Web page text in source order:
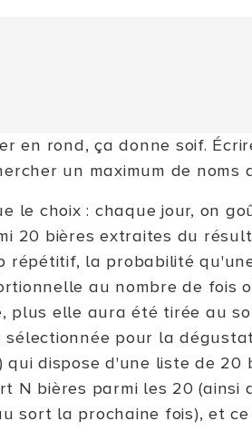
en rond, ça donne soif.
un maximum de noms
le choix : chaque jour, on
20 bières extraites du
répétitif, la probabilité
au nombre de fois
plus elle aura été tirée au
pour la
qui dispose d'une liste de
N bières parmi les 20
sort la prochaine fois), et